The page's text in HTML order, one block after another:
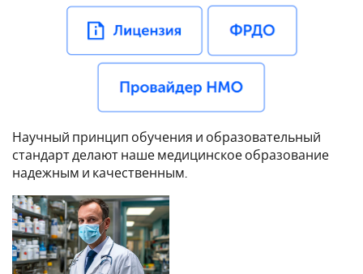
Научный принцип обучения и образовательный
стандарт делают наше медицинское образование
надежным и качественным.